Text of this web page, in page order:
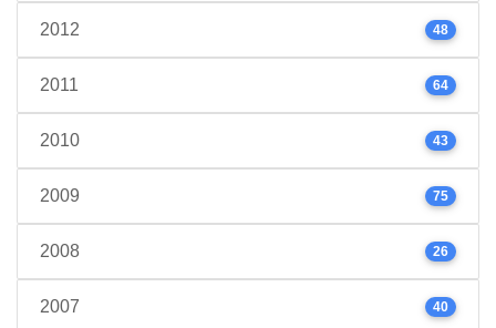
2012 48
2011 64
2010 43
2009 75
2008 26
2007 40